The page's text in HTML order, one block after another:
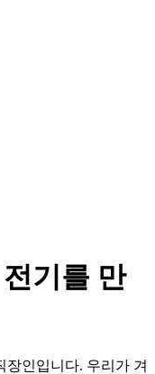
기를 만
장인입니다. 우리가 겨